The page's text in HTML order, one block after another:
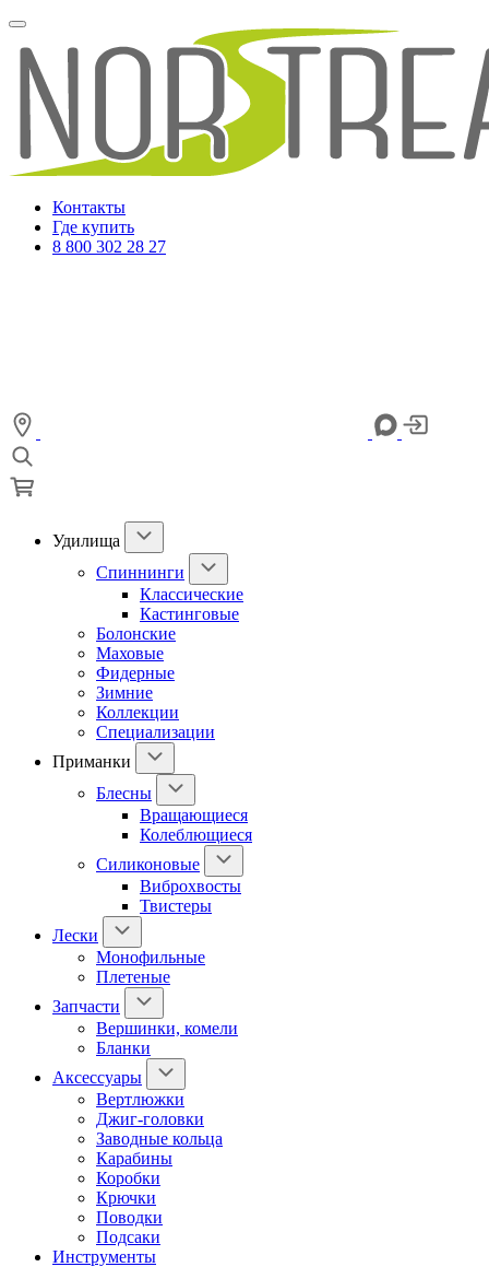
Контакты
Где купить
8 800 302 28 27
Удилища
Спиннинги
Классические
Кастинговые
Болонские
Маховые
Фидерные
Зимние
Коллекции
Специализации
Приманки
Блесны
Вращающиеся
Колеблющиеся
Силиконовые
Виброхвосты
Твистеры
Лески
Монофильные
Плетеные
Запчасти
Вершинки, комели
Бланки
Аксессуары
Вертлюжки
Джиг-головки
Заводные кольца
Карабины
Коробки
Крючки
Поводки
Подсаки
Инструменты